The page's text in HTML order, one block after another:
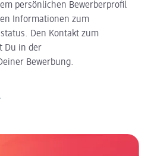
persönlichen Bewerberprofil
Informationen zum
Den Kontakt zum
Du in der
Bewerbung.